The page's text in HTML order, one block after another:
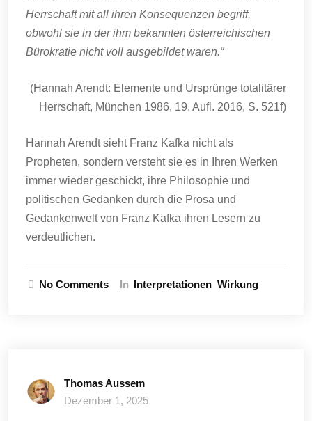
Herrschaft mit all ihren Konsequenzen begriff,
obwohl sie in der ihm bekannten österreichischen
Bürokratie nicht voll ausgebildet waren.“
(Hannah Arendt: Elemente und Ursprünge totalitärer
Herrschaft, München 1986, 19. Aufl. 2016, S. 521f)
Hannah Arendt sieht Franz Kafka nicht als
Propheten, sondern versteht sie es in Ihren Werken
immer wieder geschickt, ihre Philosophie und
politischen Gedanken durch die Prosa und
Gedankenwelt von Franz Kafka ihren Lesern zu
verdeutlichen.
No Comments In Interpretationen Wirkung
Thomas Aussem
Dezember 1, 2025